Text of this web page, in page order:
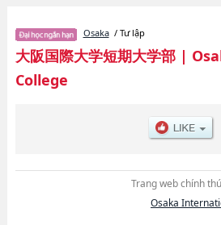
thông tin cần thiết dành cho du học sinh, như
thông tin về từng ngành học, thông tin liên
lượng tuyển sinh, số lượng trúng tuyển, cở sở
điểm v.v...
Osaka/ Tư lập
大阪国際大学短期大学部|
College
Trang web chính
Osaka